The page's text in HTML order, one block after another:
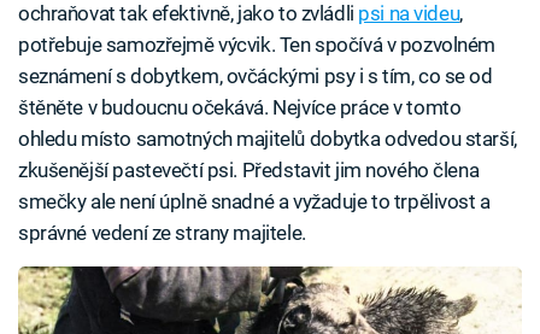
ochraňovat tak efektivně, jako to zvládli psi na videu,
potřebuje samozřejmě výcvik. Ten spočívá v pozvolném
seznámení s dobytkem, ovčáckými psy i s tím, co se od
štěněte v budoucnu očekává. Nejvíce práce v tomto
ohledu místo samotných majitelů dobytka odvedou starší,
zkušenější pastevečtí psi. Představit jim nového člena
smečky ale není úplně snadné a vyžaduje to trpělivost a
správné vedení ze strany majitele.